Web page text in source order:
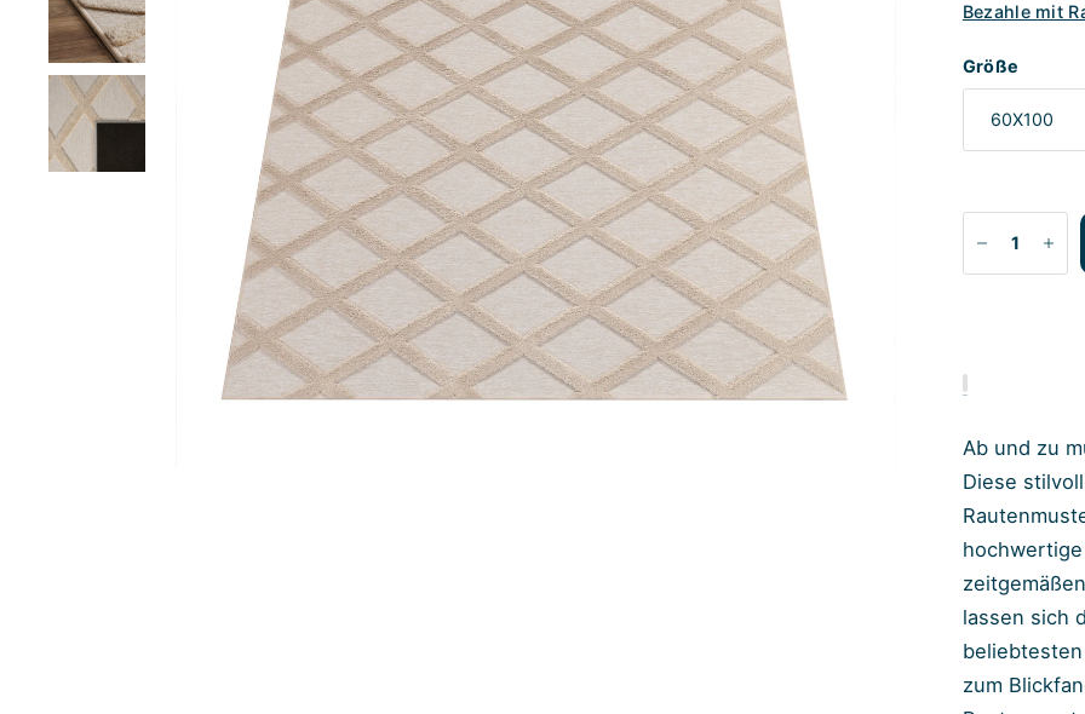
Bezahle mit
Größe
Ab und zu
Diese
lassen sich
zum